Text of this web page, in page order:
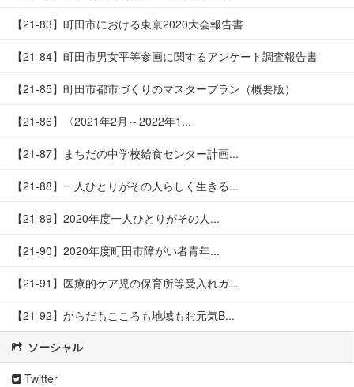
【21-83】町田市における東京2020大会報告書
【21-84】町田市男女平等参画に関するアンケート調査報告書
【21-85】町田市都市づくりのマスタープラン（概要版）
【21-86】〈2021年2月～2022年1...
【21-87】まちだの中学校給食センター計画...
【21-88】一人ひとりがその人らしく生きる...
【21-89】2020年度一人ひとりがその人...
【21-90】2020年度町田市障がい者青年...
【21-91】医療的ケア児の保育所等受入れガ...
【21-92】からだもこころも地域もお元気B...
ソーシャル
Twitter